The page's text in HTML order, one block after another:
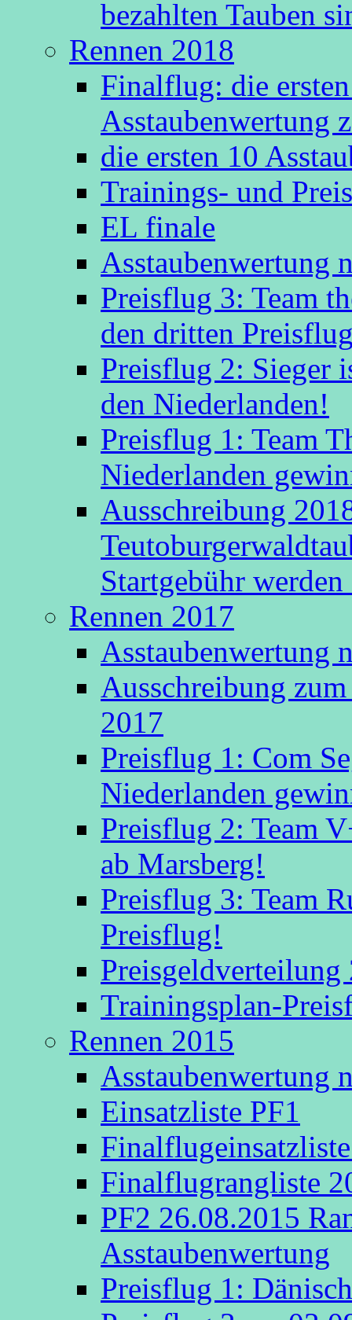
bezahlten Tauben
Rennen 2018
Finalflug: die
Asstaubenwertung
die ersten 10
Trainings- und
EL finale
Asstaubenwertung
Preisflug 3: Team
den dritten
Preisflug 2: Sieger
den Niederlanden!
Preisflug 1: Team
Niederlanden
Ausschreibung
Startgebühr
Rennen 2017
Asstaubenwertung
Ausschreibung
2017
Preisflug 1: Com
Niederlanden
Preisflug 2: Team
ab Marsberg!
Preisflug 3: Team
Preisflug!
Trainingsplan-
Rennen 2015
Asstaubenwertung
Einsatzliste PF1
Finalflugrangliste
PF2 26.08.2015
Asstaubenwertung
Preisflug 1: